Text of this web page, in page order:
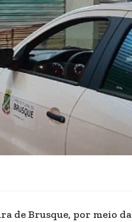
de Brusque, por meio da